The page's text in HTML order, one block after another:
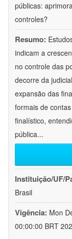
públicas:
controles?
Resumo:
indicam a
no controle das
decorre da
expansão das
formais de
finalístico,
pública...
Instituição/UF/
Brasil
Vigência: Mon
00:00:00 BRT